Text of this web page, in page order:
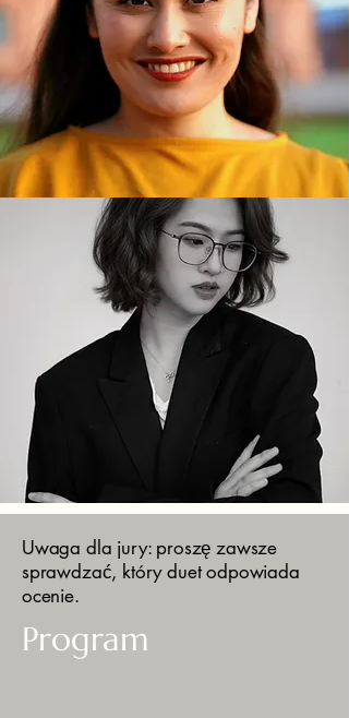
Uwaga dla jury: proszę zawsze
sprawdzać, który duet odpowiada
ocenie.
Program